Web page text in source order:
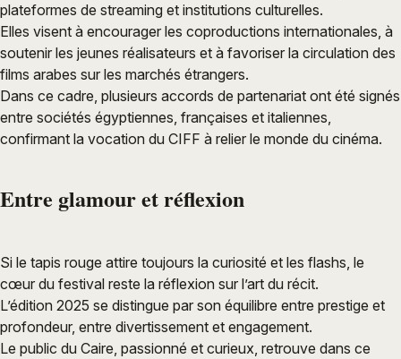
plateformes de streaming et institutions culturelles.
Elles visent à encourager les coproductions internationales, à
soutenir les jeunes réalisateurs et à favoriser la circulation des
films arabes sur les marchés étrangers.
Dans ce cadre, plusieurs accords de partenariat ont été signés
entre sociétés égyptiennes, françaises et italiennes,
confirmant la vocation du CIFF à relier le monde du cinéma.
Entre glamour et réflexion
Si le tapis rouge attire toujours la curiosité et les flashs, le
cœur du festival reste la réflexion sur l’art du récit.
L’édition 2025 se distingue par son équilibre entre prestige et
profondeur, entre divertissement et engagement.
Le public du Caire, passionné et curieux, retrouve dans ce